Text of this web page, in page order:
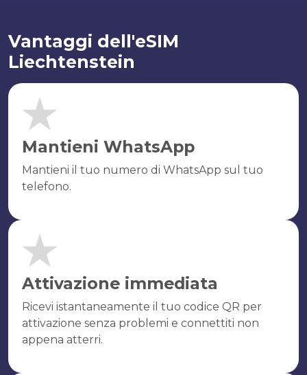
Vantaggi dell'eSIM
Liechtenstein
Mantieni WhatsApp
Mantieni il tuo numero di WhatsApp sul tuo
telefono.
Attivazione immediata
Ricevi istantaneamente il tuo codice QR per
attivazione senza problemi e connettiti non
appena atterri.